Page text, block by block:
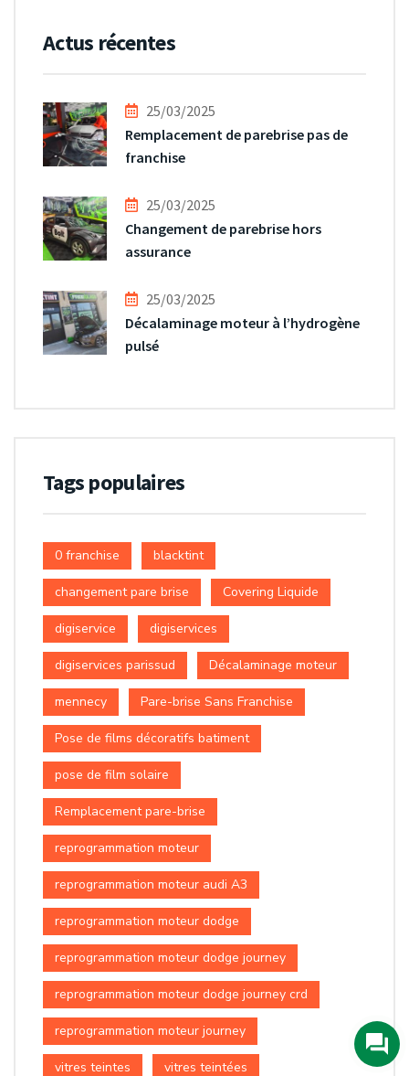
Actus récentes
25/03/2025
Remplacement de parebrise pas de
franchise
25/03/2025
Changement de parebrise hors
assurance
25/03/2025
Décalaminage moteur à l’hydrogène
pulsé
Tags populaires
0 franchise blacktint
changement pare brise Covering Liquide
digiservice digiservices
digiservices parissud Décalaminage moteur
mennecy Pare-brise Sans Franchise
Pose de films décoratifs batiment
pose de film solaire
Remplacement pare-brise
reprogrammation moteur
reprogrammation moteur audi A3
reprogrammation moteur dodge
reprogrammation moteur dodge journey
reprogrammation moteur dodge journey crd
reprogrammation moteur journey
vitres teintes vitres teintées